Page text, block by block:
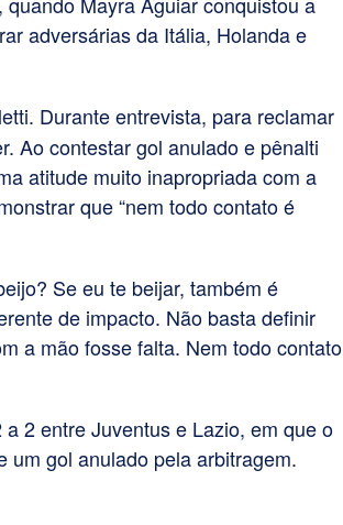
adversárias da Itália, Holanda e
Durante entrevista, para reclamar
Ao contestar gol anulado e pênalti
atitude muito inapropriada com a
que “nem todo contato é
Se eu te beijar, também é
de impacto. Não basta definir
a mão fosse falta. Nem todo contato
2 entre Juventus e Lazio, em que o
um gol anulado pela arbitragem.